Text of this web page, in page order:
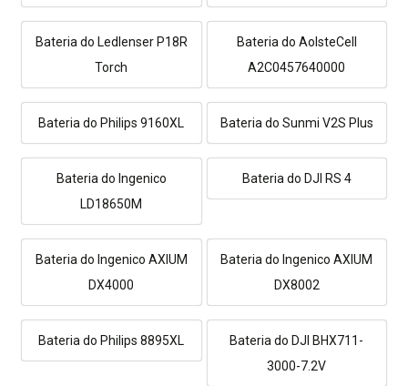
Bateria do Ledlenser P18R
Torch
Bateria do AolsteCell
A2C0457640000
Bateria do Philips 9160XL Bateria do Sunmi V2S Plus
Bateria do Ingenico
LD18650M
Bateria do DJI RS 4
Bateria do Ingenico AXIUM
DX4000
Bateria do Ingenico AXIUM
DX8002
Bateria do Philips 8895XL
Bateria do DJI BHX711-
3000-7.2V